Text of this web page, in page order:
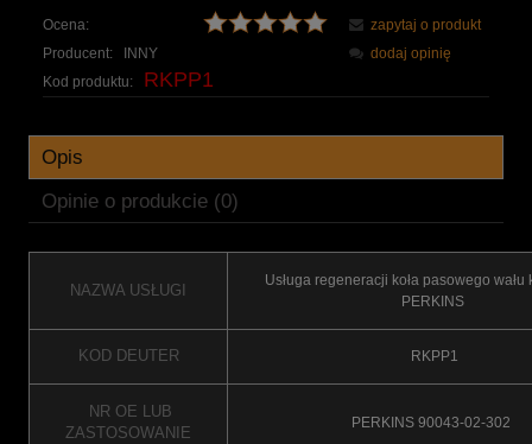
Ocena:
Producent:
INNY
Kod produktu:
RKPP1
zapytaj o produkt
dodaj opinię
Opis
Opinie o produkcie (0)
NAZWA USŁUGI
Usługa regeneracji koła pasowego wału
PERKINS
KOD DEUTER RKPP1
NR OE LUB
ZASTOSOWANIE
PERKINS 90043-02-302